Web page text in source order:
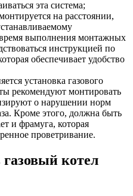
эта система;
на расстоянии,
выполнения монтажных
инструкцией по
обеспечивает удобство
установка газового
рекомендуют монтировать
о нарушении норм
Кроме этого, должна быть
и фрамуга, которая
проветривание.
котел